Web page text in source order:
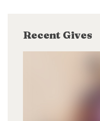
Recent Gives